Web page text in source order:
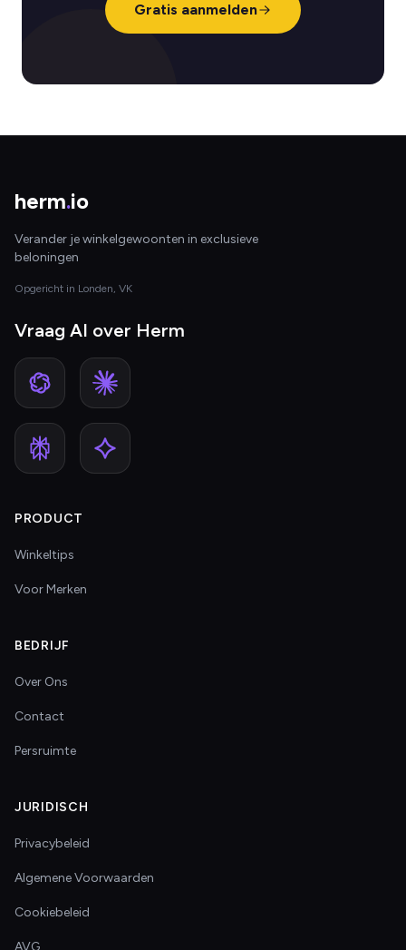
Gratis aanmelden
herm.io
Verander je winkelgewoonten in exclusieve
beloningen
Opgericht in Londen, VK
Vraag AI over Herm
PRODUCT
Winkeltips
Voor Merken
BEDRIJF
Over Ons
Contact
Persruimte
JURIDISCH
Privacybeleid
Algemene Voorwaarden
Cookiebeleid
AVG